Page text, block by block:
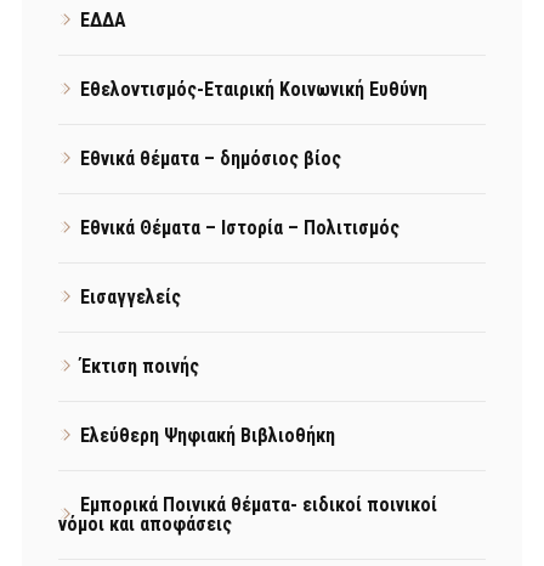
ΕΔΔΑ
Εθελοντισμός-Εταιρική Κοινωνική Ευθύνη
Εθνικά θέματα – δημόσιος βίος
Εθνικά Θέματα – Ιστορία – Πολιτισμός
Εισαγγελείς
Έκτιση ποινής
Ελεύθερη Ψηφιακή Βιβλιοθήκη
Εμπορικά Ποινικά θέματα- ειδικοί ποινικοί
νόμοι και αποφάσεις